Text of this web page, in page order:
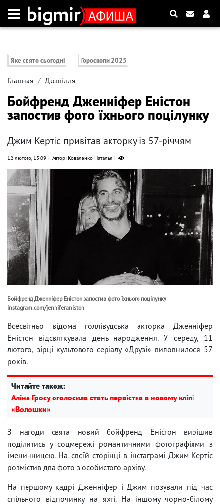
Яке свято сьогодні Гороскопи 2025
Главная Дозвілля
Бойфренд Дженніфер Еністон
запостив фото їхнього поцілунку
Джим Кертіс привітав акторку із 57-річчям
12 лютого, 13:09 Автор: Коваленко Наталья
Бойфренд Дженніфер Еністон запостив фото їхнього поцілунку
instagram.com/jenniferaniston
Всесвітньо відома голлівудська акторка Дженніфер
Еністон відсвяткувала день народження. У середу, 11
лютого, зірці культового серіалу «Друзі» виповнилося 57
років.
Читайте також:
Аліна Гросу оголосила стать первістка в новому кліпі
«Волошки»
З нагоди свята новий бойфренд Еністон вирішив
поділитись у соцмережі романтичними фотографіями з
іменинницею. На своїй сторінці в інстаграмі Джим Кертіс
розмістив два фото з особистого архіву.
На першому кадрі Дженніфер і Джим позували під час
спільного відпочинку на яхті. На іншому чорно-білому